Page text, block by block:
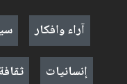
آراء وافكار
إنسانيات